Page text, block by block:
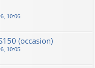
10:06
(occasion)
10:05